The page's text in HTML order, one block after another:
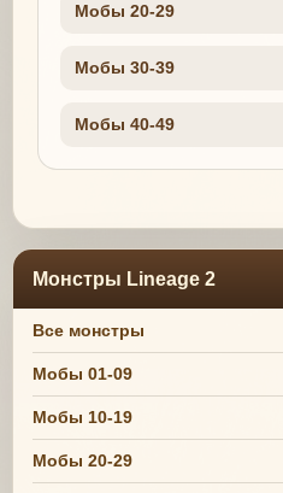
Мобы 20-29
Мобы 30-39
Мобы 40-49
Монстры Lineage 2
Все монстры
Мобы 01-09
Мобы 10-19
Мобы 20-29